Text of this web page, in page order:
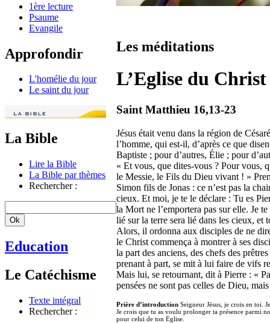
1ère lecture
Psaume
Evangile
Approfondir
L'homélie du jour
Le saint du jour
La Bible
Lire la Bible
La Bible par thèmes
Rechercher :
Education
Le Catéchisme
Texte intégral
Rechercher :
Les méditations
L’Eglise du Christ
Saint Matthieu 16,13-23
Jésus était venu dans la région de
l’homme, qui est-il, d’après ce que
Baptiste ; pour d’autres, Élie ; pour
« Et vous, que dites-vous ? Pour vous,
le Messie, le Fils du Dieu vivant ! »
Simon fils de Jonas : ce n’est pas la
cieux. Et moi, je te le déclare : Tu es
la Mort ne l’emportera pas sur elle. Je
lié sur la terre sera lié dans les cieux, et
Alors, il ordonna aux disciples de ne
le Christ commença à montrer à ses
la part des anciens, des chefs des
prenant à part, se mit à lui faire de vifs
Mais lui, se retournant, dit à Pierre : «
pensées ne sont pas celles de Dieu,
Prière d’introduction Seigneur Jésus, je crois en toi.
Je crois que tu as voulu prolonger ta présence parmi
pour celui de ton Eglise.